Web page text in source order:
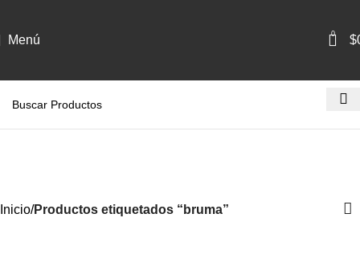
Menú 0 $
Inicio Productos etiquetados “bruma”